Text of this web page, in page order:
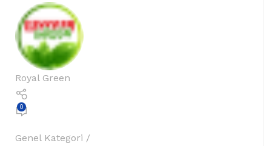
Royal Green
0
Genel Kategori